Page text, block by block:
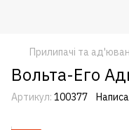
Прилипачі та
Вольта-Его
Артикул: 100377